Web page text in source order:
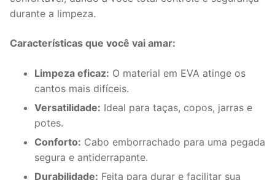
durante a limpeza.
Características que você vai amar:
Limpeza eficaz: O material em EVA atinge os
cantos mais difíceis.
Versatilidade: Ideal para taças, copos, jarras e
potes.
Conforto: Cabo emborrachado para uma pegada
segura e antiderrapante.
Durabilidade: Feita para durar e facilitar sua